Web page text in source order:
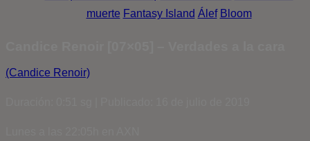
muerte Fantasy Island Álef Bloom
(Candice Renoir)